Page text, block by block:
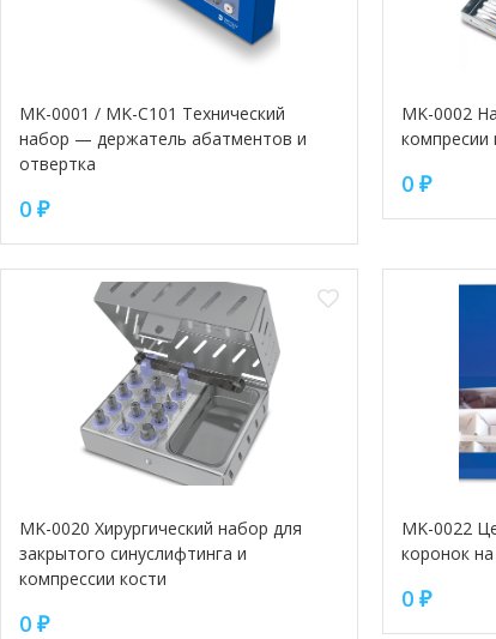
MK-0001 / MK-C101 Технический
набор — держатель абатментов и
отвертка
0 ₽
MK-0002
компресии
0 ₽
MK-0020 Хирургический набор для
закрытого синуслифтинга и
компрессии кости
0 ₽
MK-0022
коронок
0 ₽